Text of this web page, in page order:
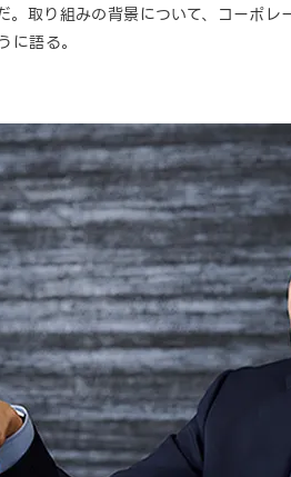
取り組みの背景について、コーポレ
語る。